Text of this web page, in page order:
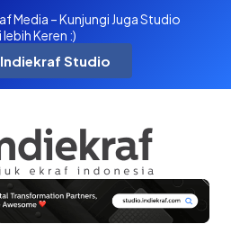
Media – Kunjungi Juga Studio
Keren :)
Indiekraf Studio